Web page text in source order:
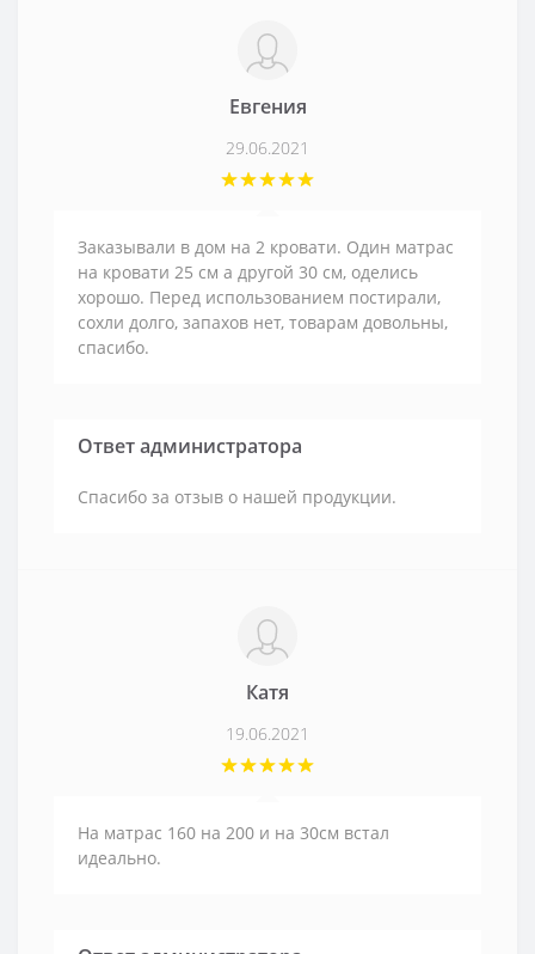
Евгения
29.06.2021
Заказывали в дом на 2 кровати. Один матрас
на кровати 25 см а другой 30 см, оделись
хорошо. Перед использованием постирали,
сохли долго, запахов нет, товарам довольны,
спасибо.
Ответ администратора
Спасибо за отзыв о нашей продукции.
Катя
19.06.2021
На матрас 160 на 200 и на 30см встал
идеально.